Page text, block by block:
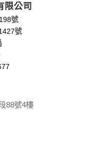
，本網站絕不會將您
的以外之其他用途。
產品、服務、活動或
，本網站也可以從商
姓名、電話、住址、
，我們即取得您的資
相關資料，當您註冊
即取得您的資料。
詢時，伺服器自行產
位址、使用時間、使
限公司
號
號
88號4樓